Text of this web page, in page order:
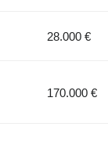
28.000 €
170.000 €